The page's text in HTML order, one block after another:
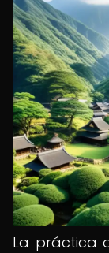
La práctica